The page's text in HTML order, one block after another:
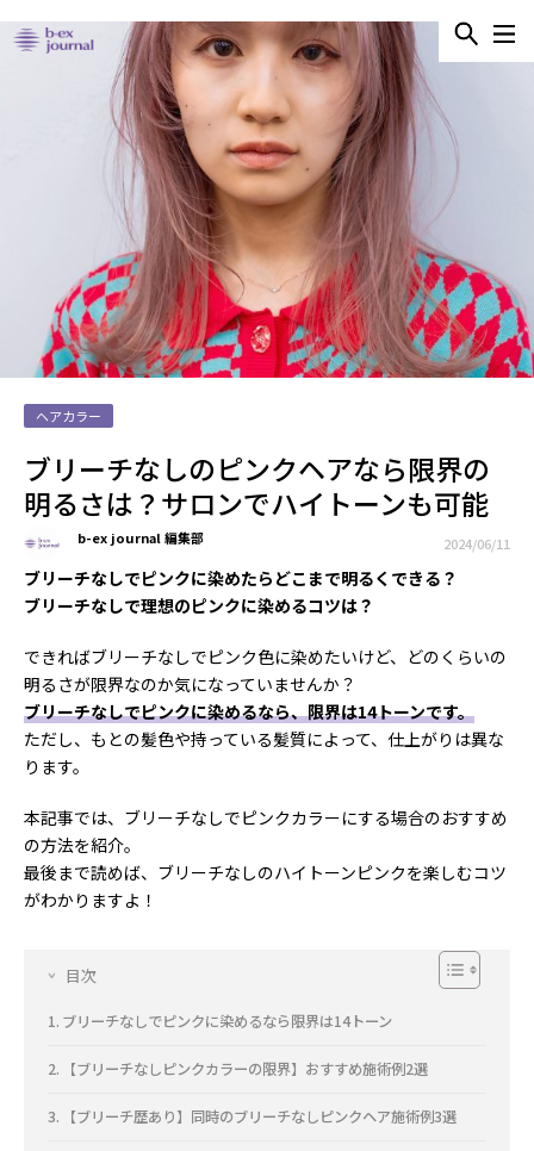
ヘアカラー
ブリーチなしのピンクヘアなら限界の
明るさは？サロンでハイトーンも可能
b-ex journal 編集部 2024/06/11
ブリーチなしでピンクに染めたらどこまで明るくできる？
ブリーチなしで理想のピンクに染めるコツは？
できればブリーチなしでピンク色に染めたいけど、どのくらいの
明るさが限界なのか気になっていませんか？
ブリーチなしでピンクに染めるなら、限界は14トーンです。
ただし、もとの髪色や持っている髪質によって、仕上がりは異な
ります。
本記事では、ブリーチなしでピンクカラーにする場合のおすすめ
の方法を紹介。
最後まで読めば、ブリーチなしのハイトーンピンクを楽しむコツ
がわかりますよ！
目次
ブリーチなしでピンクに染めるなら限界は14トーン
【ブリーチなしピンクカラーの限界】おすすめ施術例2選
【ブリーチ歴あり】同時のブリーチなしピンクヘア施術例3選